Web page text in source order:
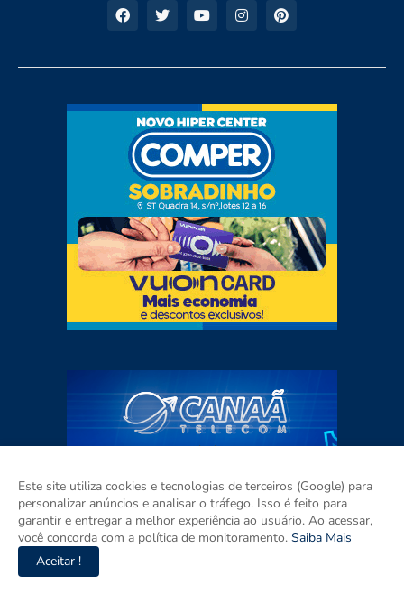
Este site utiliza cookies e tecnologias de terceiros (Google) para
personalizar anúncios e analisar o tráfego. Isso é feito para
garantir e entregar a melhor experiência ao usuário. Ao acessar,
você concorda com a política de monitoramento. Saiba Mais
Aceitar !